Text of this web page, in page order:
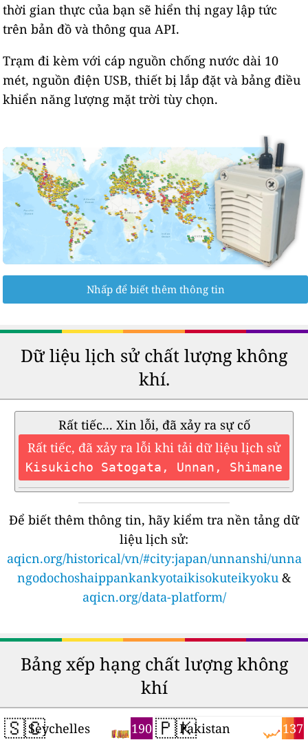
thời gian thực của bạn sẽ hiển thị ngay lập tức
trên bản đồ và thông qua API.
Trạm đi kèm với cáp nguồn chống nước dài 10
mét, nguồn điện USB, thiết bị lắp đặt và bảng điều
khiển năng lượng mặt trời tùy chọn.
Nhấp để biết thêm thông tin
Dữ liệu lịch sử chất lượng không
khí.
Rất tiếc... Xin lỗi, đã xảy ra sự cố
Rất tiếc, đã xảy ra lỗi khi tải dữ liệu lịch sử
Kisukicho Satogata, Unnan, Shimane
Để biết thêm thông tin, hãy kiểm tra nền tảng dữ
liệu lịch sử:
aqicn.org/historical/vn/#city:japan/unnanshi/unna
ngodochoshaippankankyotaikisokuteikyoku &
aqicn.org/data-platform/
Bảng xếp hạng chất lượng không
khí
🇸🇨 190
Seychelles 🇵🇰 137
Pakistan